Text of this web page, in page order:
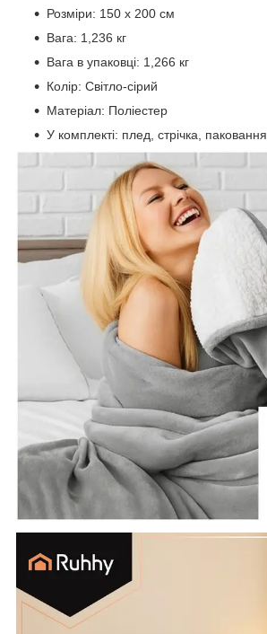
Розміри: 150 x 200 см
Вага: 1,236 кг
Вага в упаковці: 1,266 кг
Колір: Світло-сірий
Матеріал: Поліестер
У комплекті: плед, стрічка, паковання